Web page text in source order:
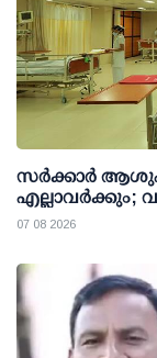
സര്‍ക്കാര്‍
എല്ലാവര്‍ക്കും;
07 08 2026